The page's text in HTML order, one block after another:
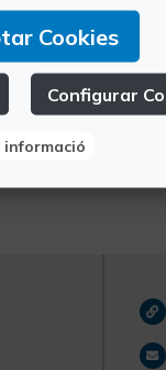
recomanem
camí de terra
camí i hi ha
cotxes
amb tren
cas de
Cookies
Configurar
informació